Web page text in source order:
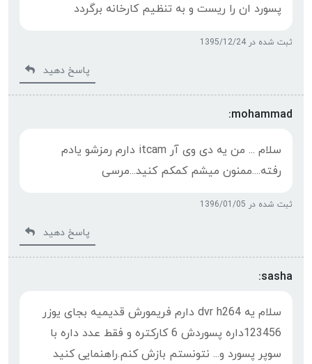
پسورد ان را ریست و به تنظیم کارخانه برگردد
ثبت شده در 1395/12/24
پاسخ دهید
mohammad:
سلام ... من یه دی وی آر itcam دارم رمزشو یادم
رفته....ممنون میشم کمکم کنید...مرسی
ثبت شده در 1396/01/05
پاسخ دهید
sasha:
سلام یه dvr h264 دارم فریمورش قدیمیه بجای یوزر
123456داره پسوردش 6 کارکتره و فقط عدد داره با
سوپر پسورد و... نتونستم بازش کنم.راهنمایی کنید